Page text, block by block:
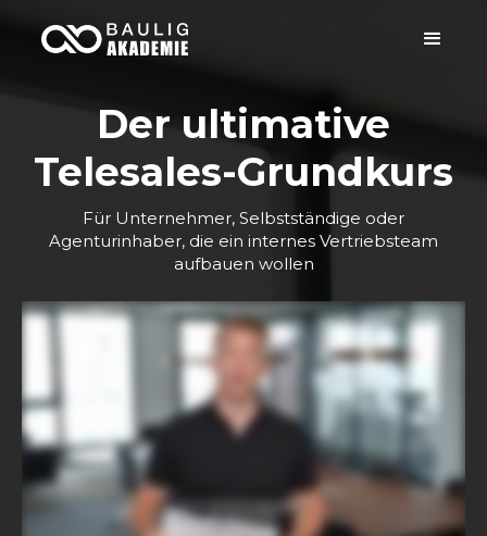
Der ultimative
Telesales-Grundkurs
Für Unternehmer, Selbstständige oder
Agenturinhaber, die ein internes Vertriebsteam
aufbauen wollen